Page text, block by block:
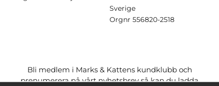
Sverige
Orgnr 556820-2518
Bli medlem i Marks & Kattens kundklubb och
prenumerera på vårt nyhetsbrev så kan du ladda